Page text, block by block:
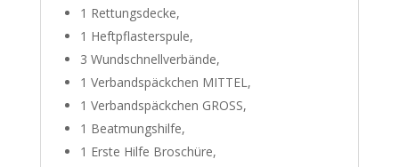
1 Rettungsdecke,
1 Heftpflasterspule,
3 Wundschnellverbände,
1 Verbandspäckchen MITTEL,
1 Verbandspäckchen GROSS,
1 Beatmungshilfe,
1 Erste Hilfe Broschüre,